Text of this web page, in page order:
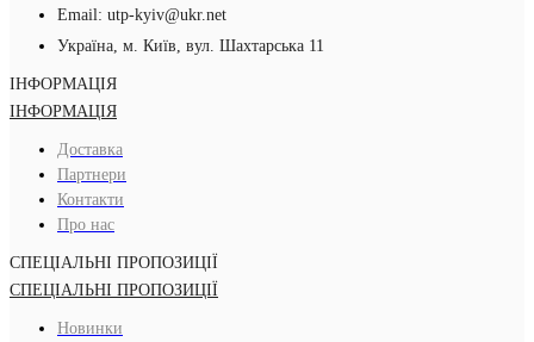
Email: utp-kyiv@ukr.net
Україна, м. Київ, вул. Шахтарська 11
ІНФОРМАЦІЯ
ІНФОРМАЦІЯ
Доставка
Партнери
Контакти
Про нас
СПЕЦІАЛЬНІ ПРОПОЗИЦІЇ
СПЕЦІАЛЬНІ ПРОПОЗИЦІЇ
Новинки